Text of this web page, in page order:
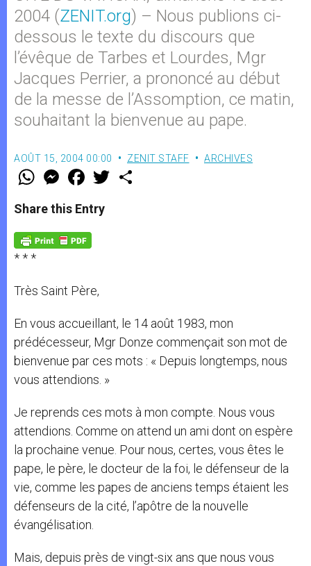
2004 (ZENIT.org) – Nous publions ci-
dessous le texte du discours que
l’évêque de Tarbes et Lourdes, Mgr
Jacques Perrier, a prononcé au début
de la messe de l’Assomption, ce matin,
souhaitant la bienvenue au pape.
AOÛT 15, 2004 00:00 ZENIT STAFF ARCHIVES
W
t
s
p
p
M
e
s
e
g
e
F
a
e
b
o
k
w
Share this Entry
* * *
Très Saint Père,
En vous accueillant, le 14 août 1983, mon
prédécesseur, Mgr Donze commençait son mot de
bienvenue par ces mots : « Depuis longtemps, nous
vous attendions. »
Je reprends ces mots à mon compte. Nous vous
attendions. Comme on attend un ami dont on espère
la prochaine venue. Pour nous, certes, vous êtes le
pape, le père, le docteur de la foi, le défenseur de la
vie, comme les papes de anciens temps étaient les
défenseurs de la cité, l’apôtre de la nouvelle
évangélisation.
Mais, depuis près de vingt-six ans que nous vous